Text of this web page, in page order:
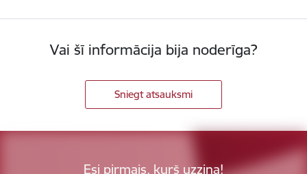
Vai šī informācija bija noderīga?
Sniegt atsauksmi
Esi pirmais, kurš uzzina!